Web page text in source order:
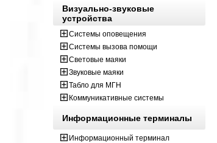
Визуально-звуковые
устройства
Системы оповещения
Системы вызова помощи
Световые маяки
Звуковые маяки
Табло для МГН
Коммуникативные системы
Информационные терминалы
Информационный терминал